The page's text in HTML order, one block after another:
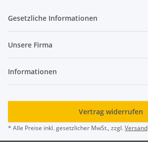
Gesetzliche Informationen
Unsere Firma
Informationen
Vertrag widerrufen
* Alle Preise inkl. gesetzlicher MwSt., zzgl.Versand